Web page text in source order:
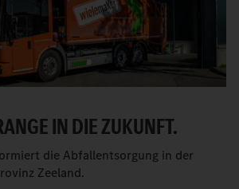
IN DIE ZUKUNFT.
die Abfallentsorgung in der
Zeeland.